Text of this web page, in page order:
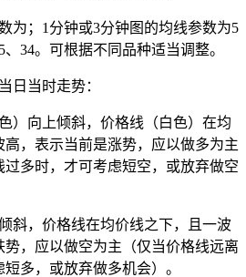
为；1分钟或3分钟图的均线参数为5
34。可根据不同品种适当调整。
日当时走势：
）向上倾斜，价格线（白色）在均
，表示当前是涨势，应以做多为主
过多时，才可考虑短空，或放弃做空
斜，价格线在均价线之下，且一波
势，应以做空为主（仅当价格线远离
多，或放弃做多机会）。